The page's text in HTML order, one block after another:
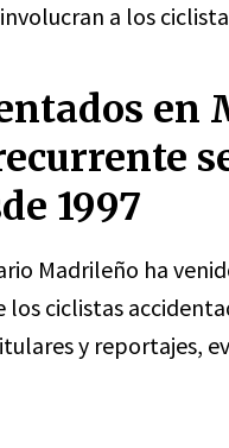
a los
en
1997
Madrileño ha
ciclistas
y reportajes,